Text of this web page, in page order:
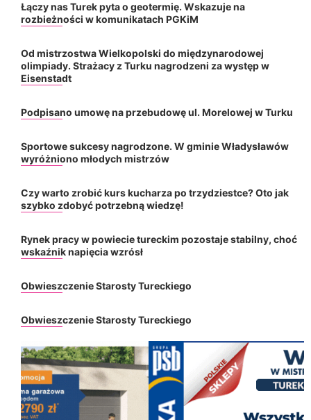
Łączy nas Turek pyta o geotermię. Wskazuje na
rozbieżności w komunikatach PGKiM
Od mistrzostwa Wielkopolski do międzynarodowej
olimpiady. Strażacy z Turku nagrodzeni za występ w
Eisenstadt
Podpisano umowę na przebudowę ul. Morelowej w Turku
Sportowe sukcesy nagrodzone. W gminie Władysławów
wyróżniono młodych mistrzów
Czy warto zrobić kurs kucharza po trzydziestce? Oto jak
szybko zdobyć potrzebną wiedzę!
Rynek pracy w powiecie tureckim pozostaje stabilny, choć
wskaźnik napięcia wzrósł
Obwieszczenie Starosty Tureckiego
Obwieszczenie Starosty Tureckiego